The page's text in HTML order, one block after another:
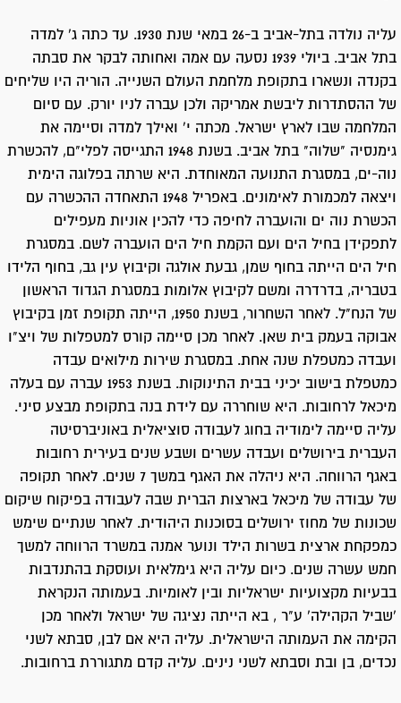
עליה נולדה בתל-אביב ב-26 במאי שנת 1930. עד כתה ג' למדה
בתל אביב. ביולי 1939 נסעה עם אמה ואחותה לבקר את סבתה
בקנדה ונשארו בתקופת מלחמת העולם השנייה. הוריה היו שליחים
של ההסתדרות ליבשת אמריקה ולכן עברה לניו יורק. עם סיום
המלחמה שבו לארץ ישראל. מכתה י' ואילך למדה וסיימה את
גימנסיה "שלוה" בתל אביב. בשנת 1948 התגייסה לפלי"ם, להכשרת
נוה-ים, במסגרת התנועה המאוחדת. היא שרתה בפלוגה הימית
ויצאה למכמורת לאימונים. באפריל 1948 התאחדה ההכשרה עם
הכשרת נוה ים והועברה לחיפה כדי להכין אוניות מעפילים
לתפקידן בחיל הים ועם הקמת חיל הים הועברה לשם. במסגרת
חיל הים הייתה בחוף שמן, גבעת אולגה וקיבוץ עין גב, בחוף הלידו
בטבריה, בדרדרה ומשם לקיבוץ אלומות במסגרת הגדוד הראשון
של הנח"ל. לאחר השחרור, בשנת 1950, הייתה תקופת זמן בקיבוץ
אבוקה בעמק בית שאן. לאחר מכן סיימה קורס למטפלות של ויצ"ו
ועבדה כמטפלת שנה אחת. במסגרת שירות מילואים עבדה
כמטפלת בישוב יכיני בבית התינוקות. בשנת 1953 עברה עם בעלה
מיכאל לרחובות. היא שוחררה עם לידת בנה בתקופת מבצע סיני.
עליה סיימה לימודיה בחוג לעבודה סוציאלית באוניברסיטה
העברית בירושלים ועבדה עשרים ושבע שנים בעירית רחובות
באגף הרווחה. היא ניהלה את האגף במשך 7 שנים. לאחר תקופה
של עבודה של מיכאל בארצות הברית שבה לעבודה בפיקוח שיקום
שכונות של מחוז ירושלים בסוכנות היהודית. לאחר שנתיים שימש
כמפקחת ארצית בשרות הילד ונוער אמנה במשרד הרווחה למשך
חמש עשרה שנים. כיום עליה היא גימלאית ועוסקת בהתנדבות
בבעיות מקצועיות ישראליות ובין לאומיות. בעמותה הנקראת
'שביל הקהילה' ע"ר , בא הייתה נציגה של ישראל ולאחר מכן
הקימה את העמותה הישראלית. עליה היא אם לבן, סבתא לשני
נכדים, בן ובת וסבתא לשני נינים. עליה קדם מתגוררת ברחובות.